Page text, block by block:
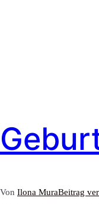
Von Ilona MuraBeitrag